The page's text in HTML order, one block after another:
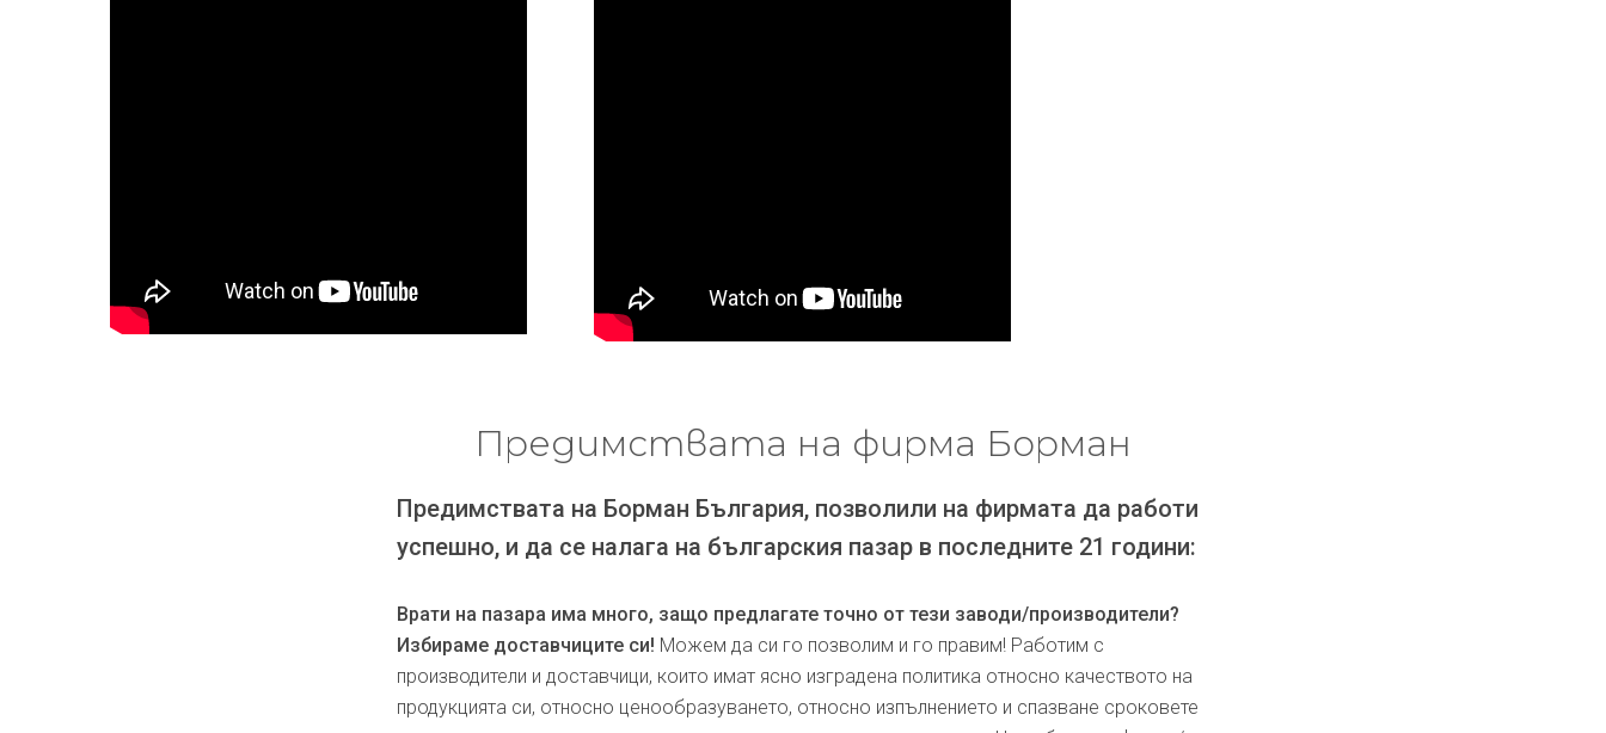
Предимствата на фирма Борман
Предимствата на Борман България, позволили на фирмата да работи
успешно, и да се налага на българския пазар в последните 21 години:
Врати на пазара има много, защо предлагате точно от тези заводи/производители?
Избираме доставчиците си! Можем да си го позволим и го правим! Работим с
производители и доставчици, които имат ясно изградена политика относно качеството на
продукцията си, относно ценообразуването, относно изпълнението и спазване сроковете